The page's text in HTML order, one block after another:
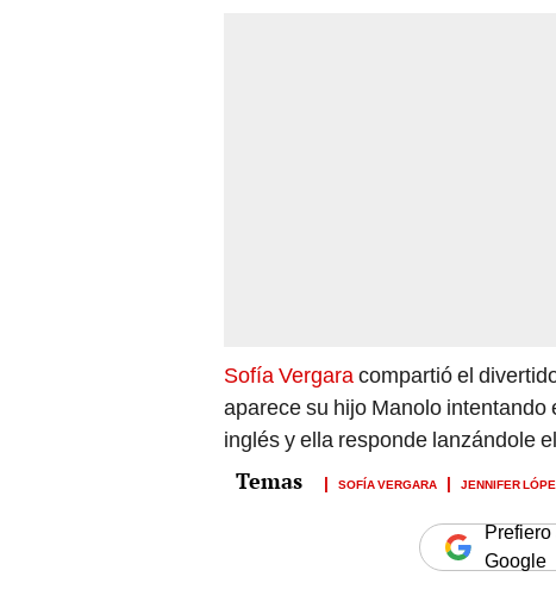
Sofía Vergaracompartió el
aparece su hijo Manolo
inglés y ella responde lanzándole
SOFÍA VERGARA JENNIFER
Google